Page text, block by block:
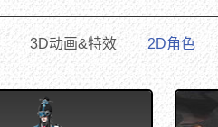
3D动画&特效 2D角色